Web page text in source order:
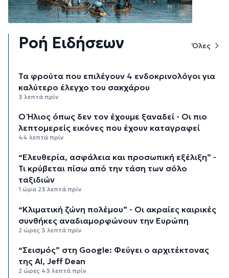
Ροή Ειδήσεων Όλες
Τα φρούτα που επιλέγουν 4 ενδοκρινολόγοι για
καλύτερο έλεγχο του σακχάρου
3 λεπτά πρίν
Ο Ήλιος όπως δεν τον έχουμε ξαναδεί - Οι πιο
λεπτομερείς εικόνες που έχουν καταγραφεί
44 λεπτά πρίν
“Ελευθερία, ασφάλεια και προσωπική εξέλιξη” -
Τι κρύβεται πίσω από την τάση των σόλο
ταξιδιών
1 ώρα 23 λεπτά πρίν
“Κλιματική ζώνη πολέμου” - Οι ακραίες καιρικές
συνθήκες αναδιαμορφώνουν την Ευρώπη
2 ώρες 3 λεπτά πρίν
“Σεισμός” στη Google: Φεύγει ο αρχιτέκτονας
της AI, Jeff Dean
2 ώρες 43 λεπτά πρίν